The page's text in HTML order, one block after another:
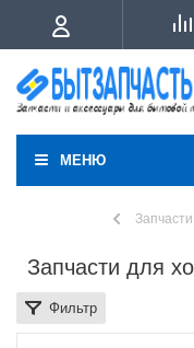
МЕНЮ
Запчасти для
Фильтр